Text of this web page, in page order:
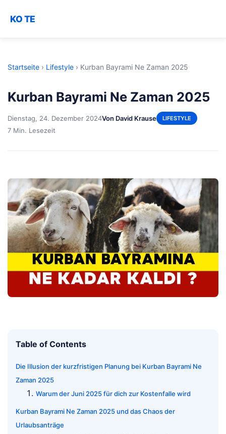
KO TE
Startseite › Lifestyle › Kurban Bayrami Ne Zaman 2025
Kurban Bayrami Ne Zaman 2025
Dienstag, 24. Dezember 2024Von David Krause LIFESTYLE
7 Min. Lesezeit
Table of Contents
Die Illusion der kurzfristigen Planung bei Kurban Bayrami Ne
Zaman 2025
Warum der Juni 2025 für dich zur Kostenfalle wird
Kurban Bayrami Ne Zaman 2025 und das Chaos der
Urlaubsanträge